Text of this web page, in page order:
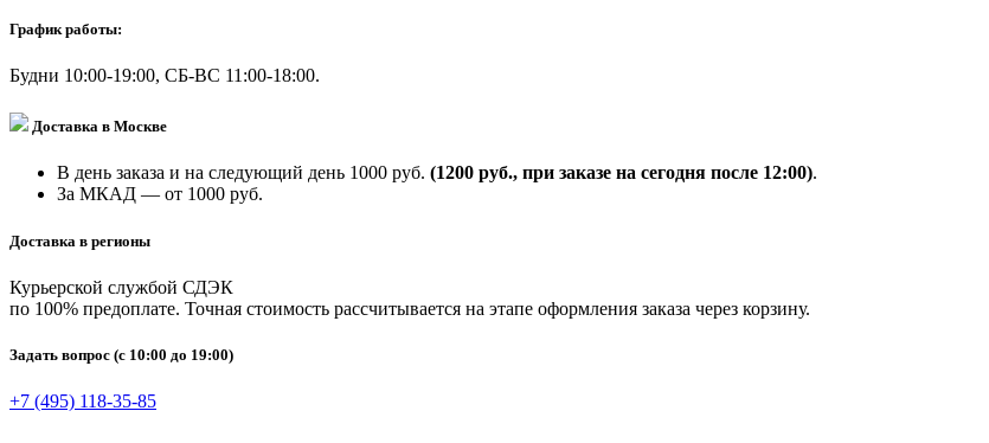
График работы:
Будни 10:00-19:00, СБ-ВС 11:00-18:00.
Доставка в Москве
В день заказа и на следующий день 1000 руб. (1200 руб., при заказе на сегодня после 12:00).
За МКАД — от 1000 руб.
Доставка в регионы
Курьерской службой СДЭК
по 100% предоплате. Точная стоимость рассчитывается на этапе оформления заказа через корзину.
Задать вопрос (с 10:00 до 19:00)
+7 (495) 118-35-85